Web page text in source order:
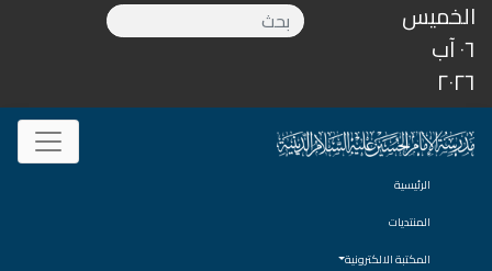
الخميس
٠٦ آب
٢٠٢٦
الرئيسية
المنتديات
المكتبة الالكترونية